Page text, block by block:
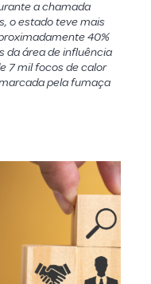
a chamada
o estado teve mais
40%
da área de influência
7 mil focos de calor
pela fumaça